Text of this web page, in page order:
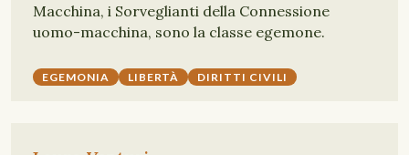
Macchina, i Sorveglianti della Connessione
uomo-macchina, sono la classe egemone.
EGEMONIA LIBERTÀ DIRITTI CIVILI